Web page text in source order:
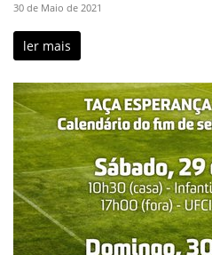
30 de Maio de 2021
ler mais